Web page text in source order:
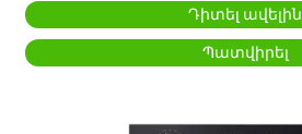
Դիտել ավելին
Պատվիրել